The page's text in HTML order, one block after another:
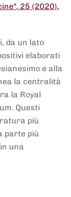
25 (2020),
da un lato
elaborati
e alla
la centralità
la Royal
Questi
più
parte più
una